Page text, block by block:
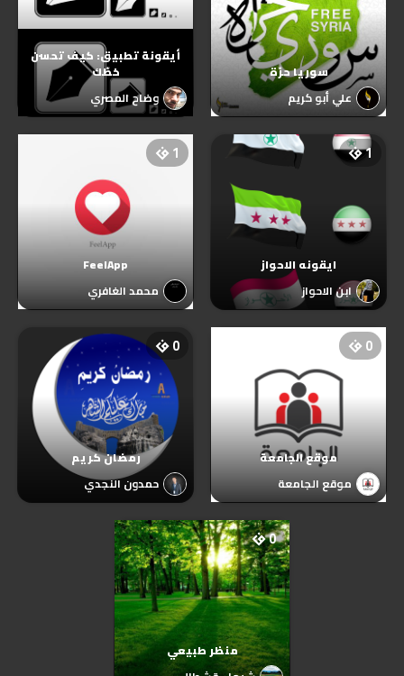
سوريا حرّة
علي أبو كريم
أيقونة تطبيق: كيف تحسن
خطّك
وضاح المصري
1
ایقونه الاحواز
ابن الاحواز
1
FeelApp
محمد الغافري
0
موقع الجامعة
موقع الجامعة
0
رمضان كريم
حمدون النجدي
0
منظر طبيعي